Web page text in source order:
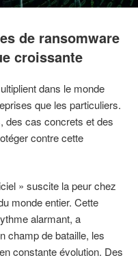
de ransomware
croissante
dans le monde
que les particuliers.
des cas concrets et des
contre cette
» suscite la peur chez
monde entier. Cette
alarmant, a
champ de bataille, les
constante évolution. Des